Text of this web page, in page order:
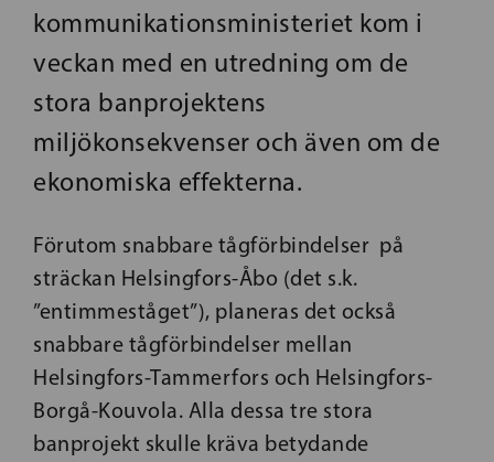
kommunikationsministeriet kom i
veckan med en utredning om de
stora banprojektens
miljökonsekvenser och även om de
ekonomiska effekterna.
Förutom snabbare tågförbindelser på
sträckan Helsingfors-Åbo (det s.k.
”entimmeståget”), planeras det också
snabbare tågförbindelser mellan
Helsingfors-Tammerfors och Helsingfors-
Borgå-Kouvola. Alla dessa tre stora
banprojekt skulle kräva betydande